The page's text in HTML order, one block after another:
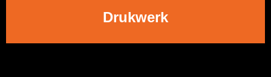
Drukwerk